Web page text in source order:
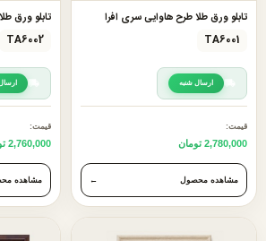
تابلو ورق طلا طرح هاوایی سری افرا
TA6001
ارسال شنبه
قیمت:
2,780,000 تومان
مشاهده محصول ←
تابلو ورق
TA6002
قیمت:
2,760,000 تومان
مشاهده